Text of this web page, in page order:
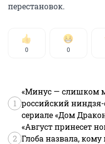
перестановок.
0 0
1
«Минус — слишком
российский
сериале «Дом
2
«Август принесет
Глоба назвала, кому